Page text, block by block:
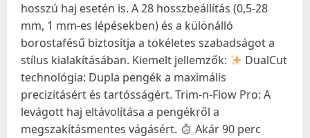
hosszú haj esetén is. A 28 hosszbeállítás (0,5-28
mm, 1 mm-es lépésekben) és a különálló
borostafésű biztosítja a tökéletes szabadságot a
stílus kialakításában. Kiemelt jellemzők:
DualCut
technológia: Dupla pengék a maximális
precizitásért és tartósságért. Trim-n-Flow Pro: A
levágott haj eltávolítása a pengékről a
megszakításmentes vágásért.
Akár 90 perc